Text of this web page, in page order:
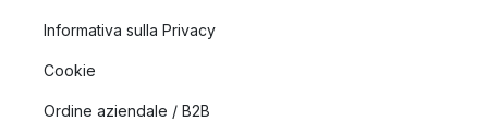
Informativa sulla Privacy
Cookie
Ordine aziendale / B2B